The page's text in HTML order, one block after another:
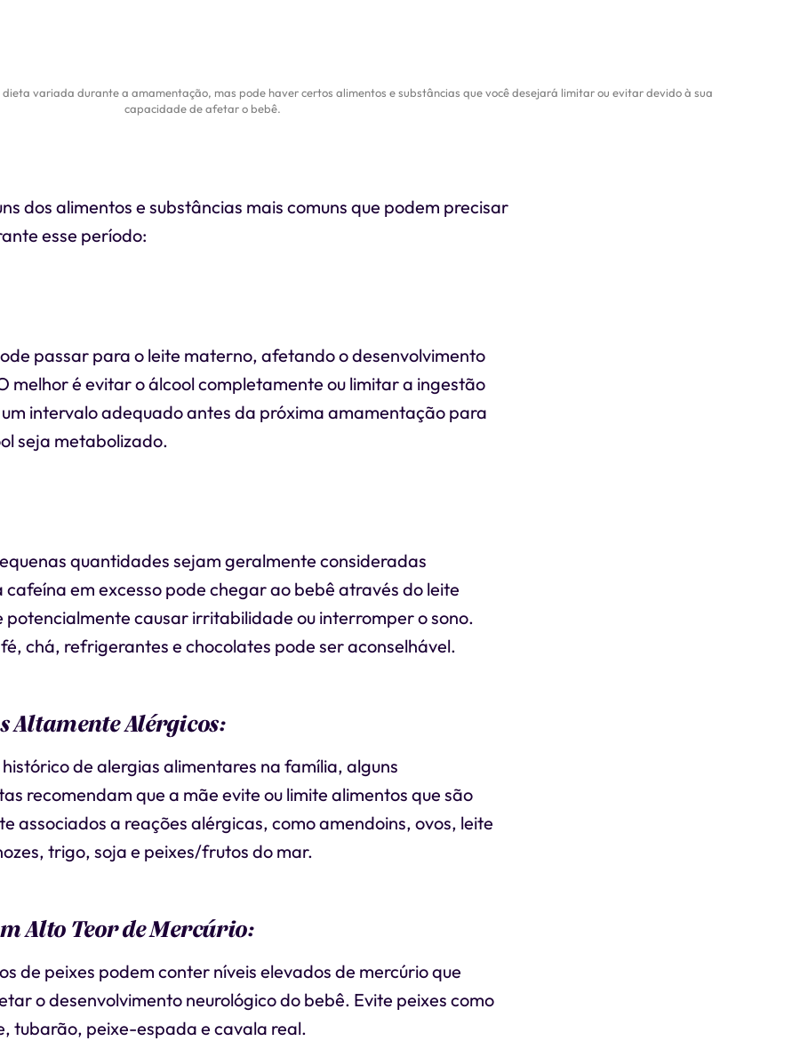
variada durante a amamentação, mas pode haver certos alimentos e substâncias que você desejará limitar ou evitar devido à sua
capacidade de afetar o bebê.
dos alimentos e substâncias mais comuns que podem precisar
esse período:
passar para o leite materno, afetando o desenvolvimento
melhor é evitar o álcool completamente ou limitar a ingestão
intervalo adequado antes da próxima amamentação para
seja metabolizado.
quantidades sejam geralmente consideradas
cafeína em excesso pode chegar ao bebê através do leite
potencialmente causar irritabilidade ou interromper o sono.
chá, refrigerantes e chocolates pode ser aconselhável.
Altamente Alérgicos:
histórico de alergias alimentares na família, alguns
recomendam que a mãe evite ou limite alimentos que são
associados a reações alérgicas, como amendoins, ovos, leite
trigo, soja e peixes/frutos do mar.
Alto Teor de Mercúrio:
de peixes podem conter níveis elevados de mercúrio que
o desenvolvimento neurológico do bebê. Evite peixes como
tubarão, peixe-espada e cavala real.